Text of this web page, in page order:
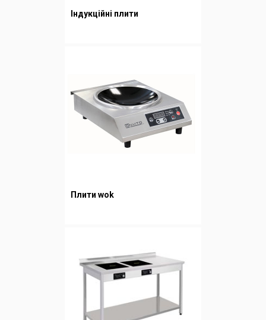
Індукційні плити
Плити wok